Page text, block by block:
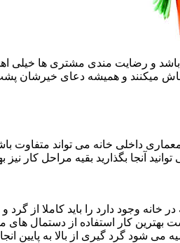
و رضایت مندی مشتری ها خیلی
میکنند و همیشه دعای خیرشان
داخلی خانه می تواند متفاوت
آنجا بگذارید بقیه مراحل کار
در خانه وجود دارد را باید کاملا
بهترین کار استفاده از
می شود گرد گیری از بالا به